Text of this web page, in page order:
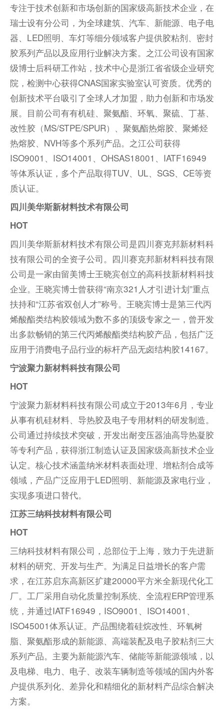
专注于技术创新和市场创新的国家级高新技术企业，在
瑞士设有分公司，为全球建筑、汽车、新能源、电子电
器、LED照明、车灯等细分领域客户提供胶粘剂、密封
胶系列产品以及应用行业解决方案。之江公司设有国家
级博士后科研工作站，技术中心是浙江省省级企业研究
院，检测中心获得CNAS国家实验室认可资质。优秀的
创新技术平台吸引了全球人才加盟，助力创新和市场发
展。目前公司有有机硅、聚氨酯、环氧、聚硫、丁基、
改性胶（MS/STPE/SPUR）、聚氨酯热熔胶、聚烯烃
热熔胶、 NVH等多个系列产品。之江公司获得
ISO9001、ISO14001、OHSAS18001、IATF16949
等体系认证，多个产品取得TUV、UL、SGS、CE等资
质认证。
四川美华斯新材料技术有限公司
HOT
四川美华斯新材料技术有限公司是四川赛克邦新材料科
技有限公司的全资子公司。四川赛克邦新材料科技有限
公司是一家由留美博士王晓宾创立的高科技新材料科技
企业。王晓宾博士曾获得“南京321人才引进计划”重点
扶持和“江苏省双创人才”称号。王晓宾博士是第三代丙
烯酸酯类结构胶领域为数不多的顶级专家之一，曾开发
出多款畅销的第三代丙烯酸酯类结构胶产品，包括广泛
应用于消费电子品行业的标杆产品无卤结构胶14167。
宁波聚力新材料科技有限公司
HOT
宁波聚力新材料科技有限公司成立于2013年6月，专业
从事有机硅材料、导热胶及电子专用材料的研发制造。
公司通过持续技术突破，开发出耐变压器油高导热凝胶
等专利产品，获得浙江制造认证及国家级高新技术企业
认定。核心技术涵盖纳米材料表面处理、增粘剂合成等
领域，产品广泛应用于LED照明、新能源及家电行业，
实现多项进口替代。
江苏三纳科技材料有限公司
HOT
三纳科技材料有限公司，总部位于上海，致力于先进新
材料的研究、开发与生产。为满足日益增长的客户需
求，在江苏启东高新区扩建20000平方米全新现代化工
厂。工厂采用自动化质量控制系统、全流程ERP管理系
统 ，并通过IATF16949，ISO9001、ISO14001、
ISO45001体系认证。产品围绕着硅烷改性、环氧树
脂、聚氨酯形成的新能源、高端装配及电子胶粘剂三大
系列产品。主要为新能源汽车、储能等新能源领域，以
及电梯、电力、电子、改装车辆制造等领域的国内外客
户提供系列化、差异化和精细化的新材料产品综合解决
方案。